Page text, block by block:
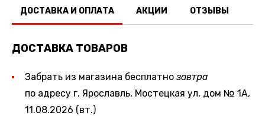
ДОСТАВКА И ОПЛАТА АКЦИИ ОТЗЫВЫ
ДОСТАВКА ТОВАРОВ
Забрать из магазина бесплатно завтра
по адресу г. Ярославль, Мостецкая ул, дом № 1А,
11.08.2026 (вт.)